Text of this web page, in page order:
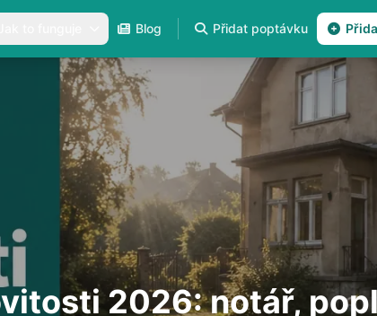
Blog Přidat poptávku
2026: notář,